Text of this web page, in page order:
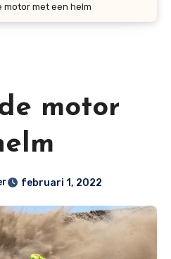
motor met een helm
motor
februari 1, 2022